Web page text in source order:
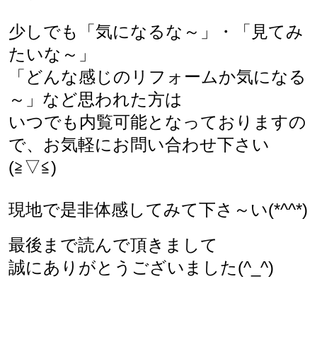
少しでも「気になるな～」・「見てみ
たいな～」
「どんな感じのリフォームか気になる
～」など思われた方は
いつでも内覧可能となっておりますの
で、お気軽にお問い合わせ下さい
(≧▽≦)
現地で是非体感してみて下さ～い(*^^*)
最後まで読んで頂きまして
誠にありがとうございました(^_^)